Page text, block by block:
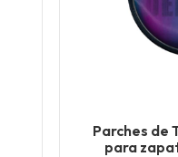
Parches de
para